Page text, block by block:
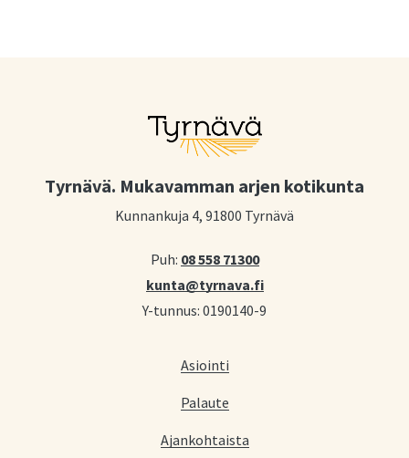
Tyrnävä. Mukavamman arjen kotikunta
Kunnankuja 4, 91800 Tyrnävä
Puh: 08 558 71300
kunta@tyrnava.fi
Y-tunnus: 0190140-9
Asiointi
Palaute
Ajankohtaista